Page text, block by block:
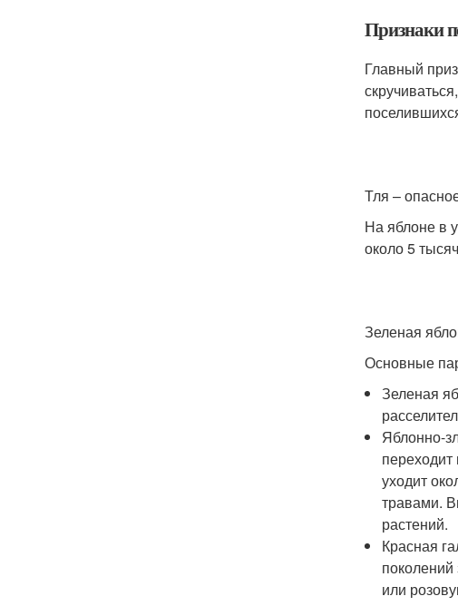
Признаки
Главный
Тля –
На яблоне в
около 5
Зеленая
Основные
Зеленая
Яблонно-
уходит
травами.
растений.
Красная
поколений
или